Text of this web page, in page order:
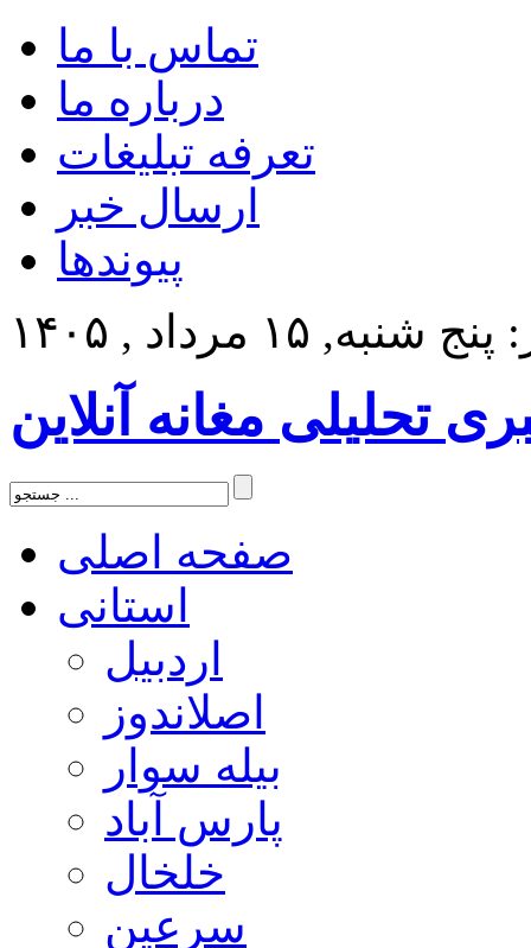
تماس با ما
درباره ما
تعرفه تبلیغات
ارسال خبر
پیوندها
۱۵ مرداد , ۱۴۰۵
تحلیلی مغانه آنلاین
صفحه اصلی
استانی
اردبیل
اصلاندوز
بیله سوار
پارس آباد
خلخال
سرعین